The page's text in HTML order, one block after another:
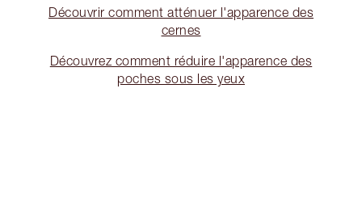
Découvrir comment atténuer l'apparence des
cernes
Découvrez comment réduire l'apparence des
poches sous les yeux